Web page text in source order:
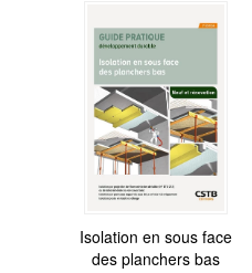
Isolation en sous face
des planchers bas